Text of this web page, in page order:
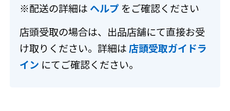
※配送の詳細は ヘルプ をご確認ください
店頭受取の場合は、出品店舗にて直接お受
け取りください。詳細は店頭受取ガイドラ
イン にてご確認ください。